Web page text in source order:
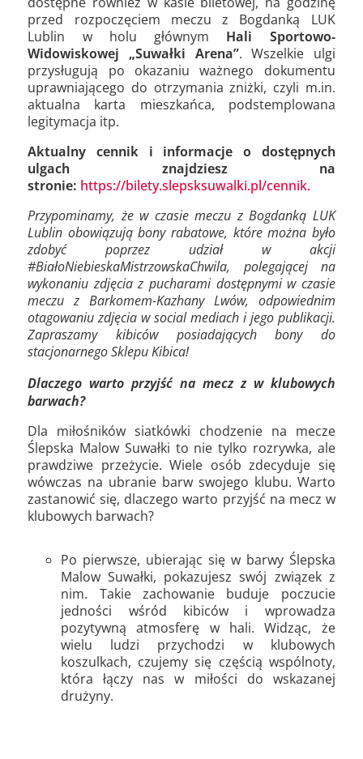
przed rozpoczęciem meczu z Bogdanką LUK
Lublin w holu głównym Hali Sportowo-
Widowiskowej „Suwałki Arena”. Wszelkie ulgi
przysługują po okazaniu ważnego dokumentu
uprawniającego do otrzymania zniżki, czyli m.in.
aktualna karta mieszkańca, podstemplowana
legitymacja itp.
Aktualny cennik i informacje o dostępnych
ulgach znajdziesz na
stronie: https://bilety.slepsksuwalki.pl/cennik.
Przypominamy, że w czasie meczu z Bogdanką LUK
Lublin obowiązują bony rabatowe, które można było
zdobyć poprzez udział w akcji
#BiałoNiebieskaMistrzowskaChwila, polegającej na
wykonaniu zdjęcia z pucharami dostępnymi w czasie
meczu z Barkomem-Kazhany Lwów, odpowiednim
otagowaniu zdjęcia w social mediach i jego publikacji.
Zapraszamy kibiców posiadających bony do
stacjonarnego Sklepu Kibica!
Dlaczego warto przyjść na mecz z w klubowych
barwach?
Dla miłośników siatkówki chodzenie na mecze
Ślepska Malow Suwałki to nie tylko rozrywka, ale
prawdziwe przeżycie. Wiele osób zdecyduje się
wówczas na ubranie barw swojego klubu. Warto
zastanowić się, dlaczego warto przyjść na mecz w
klubowych barwach?
Po pierwsze, ubierając się w barwy Ślepska
Malow Suwałki, pokazujesz swój związek z
nim. Takie zachowanie buduje poczucie
jedności wśród kibiców i wprowadza
pozytywną atmosferę w hali. Widząc, że
wielu ludzi przychodzi w klubowych
koszulkach, czujemy się częścią wspólnoty,
która łączy nas w miłości do wskazanej
drużyny.